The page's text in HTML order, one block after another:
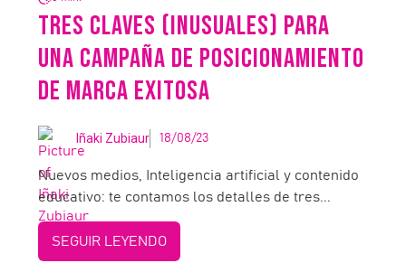
TRES CLAVES (INUSUALES) PARA
UNA CAMPAÑA DE POSICIONAMIENTO
DE MARCA EXITOSA
Iñaki Zubiaur 18/08/23
Nuevos medios, Inteligencia artificial y contenido
educativo: te contamos los detalles de tres...
SEGUIR LEYENDO